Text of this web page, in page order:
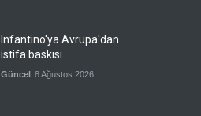
Infantino'ya Avrupa'dan
istifa baskısı
Güncel 8 Ağustos 2026